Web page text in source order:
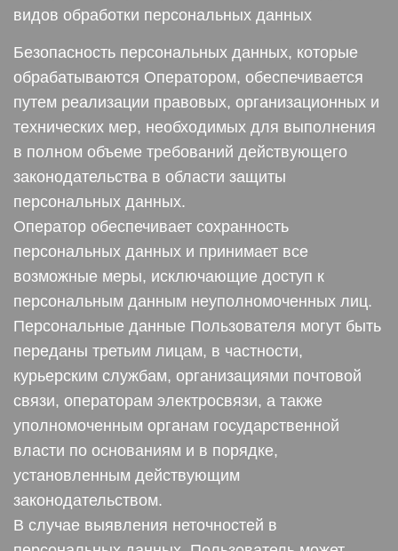
видов обработки персональных данных
Безопасность персональных данных, которые
обрабатываются Оператором, обеспечивается
путем реализации правовых, организационных и
технических мер, необходимых для выполнения
в полном объеме требований действующего
законодательства в области защиты
персональных данных.
Оператор обеспечивает сохранность
персональных данных и принимает все
возможные меры, исключающие доступ к
персональным данным неуполномоченных лиц.
Персональные данные Пользователя могут быть
переданы третьим лицам, в частности,
курьерским службам, организациями почтовой
связи, операторам электросвязи, а также
уполномоченным органам государственной
власти по основаниям и в порядке,
установленным действующим
законодательством.
В случае выявления неточностей в